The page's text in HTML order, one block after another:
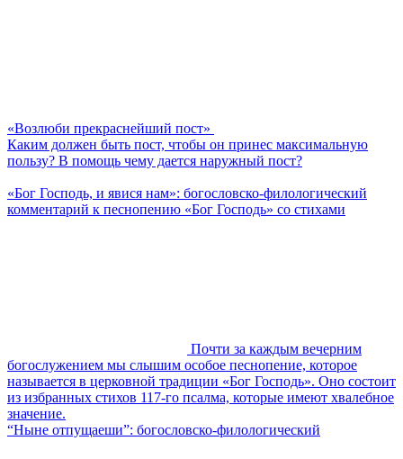
«Возлюби прекраснейший пост»
Каким должен быть пост, чтобы он принес максимальную
пользу? В помощь чему дается наружный пост?
«Бог Господь, и явися нам»: богословско-филологический
комментарий к песнопению «Бог Господь» со стихами
Почти за каждым вечерним
богослужением мы слышим особое песнопение, которое
называется в церковной традиции «Бог Господь». Оно состоит
из избранных стихов 117-го псалма, которые имеют хвалебное
значение.
“Ныне отпущаеши”: богословско-филологический